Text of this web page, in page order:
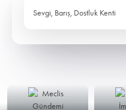
Sevgi, Barış, Dostluk Kenti